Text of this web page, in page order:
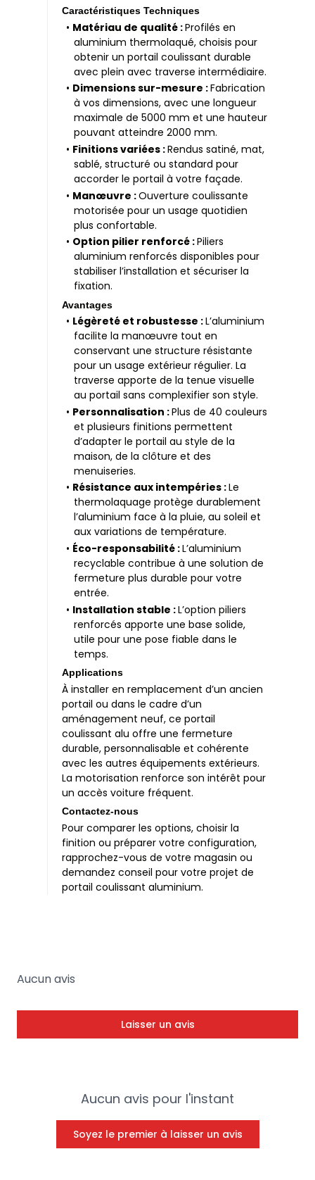
Caractéristiques Techniques
• Matériau de qualité :Profilés en
aluminium thermolaqué, choisis pour
obtenir un portail coulissant durable
avec plein avec traverse intermédiaire.
• Dimensions sur-mesure :Fabrication
à vos dimensions, avec une longueur
maximale de 5000 mm et une hauteur
pouvant atteindre 2000 mm.
• Finitions variées :Rendus satiné, mat,
sablé, structuré ou standard pour
accorder le portail à votre façade.
• Manœuvre :Ouverture coulissante
motorisée pour un usage quotidien
plus confortable.
• Option pilier renforcé :Piliers
aluminium renforcés disponibles pour
stabiliser l’installation et sécuriser la
fixation.
Avantages
• Légèreté et robustesse :L’aluminium
facilite la manœuvre tout en
conservant une structure résistante
pour un usage extérieur régulier. La
traverse apporte de la tenue visuelle
au portail sans complexifier son style.
• Personnalisation :Plus de 40 couleurs
et plusieurs finitions permettent
d’adapter le portail au style de la
maison, de la clôture et des
menuiseries.
• Résistance aux intempéries :Le
thermolaquage protège durablement
l’aluminium face à la pluie, au soleil et
aux variations de température.
• Éco-responsabilité :L’aluminium
recyclable contribue à une solution de
fermeture plus durable pour votre
entrée.
• Installation stable :L’option piliers
renforcés apporte une base solide,
utile pour une pose fiable dans le
temps.
Applications
À installer en remplacement d’un ancien
portail ou dans le cadre d’un
aménagement neuf, ce portail
coulissant alu offre une fermeture
durable, personnalisable et cohérente
avec les autres équipements extérieurs.
La motorisation renforce son intérêt pour
un accès voiture fréquent.
Contactez-nous
Pour comparer les options, choisir la
finition ou préparer votre configuration,
rapprochez-vous de votre magasin ou
demandez conseil pour votre projet de
portail coulissant aluminium.
Aucun avis pour l'instant
Soyez le premier à laisser un avis
Aucun avis
Laisser un avis